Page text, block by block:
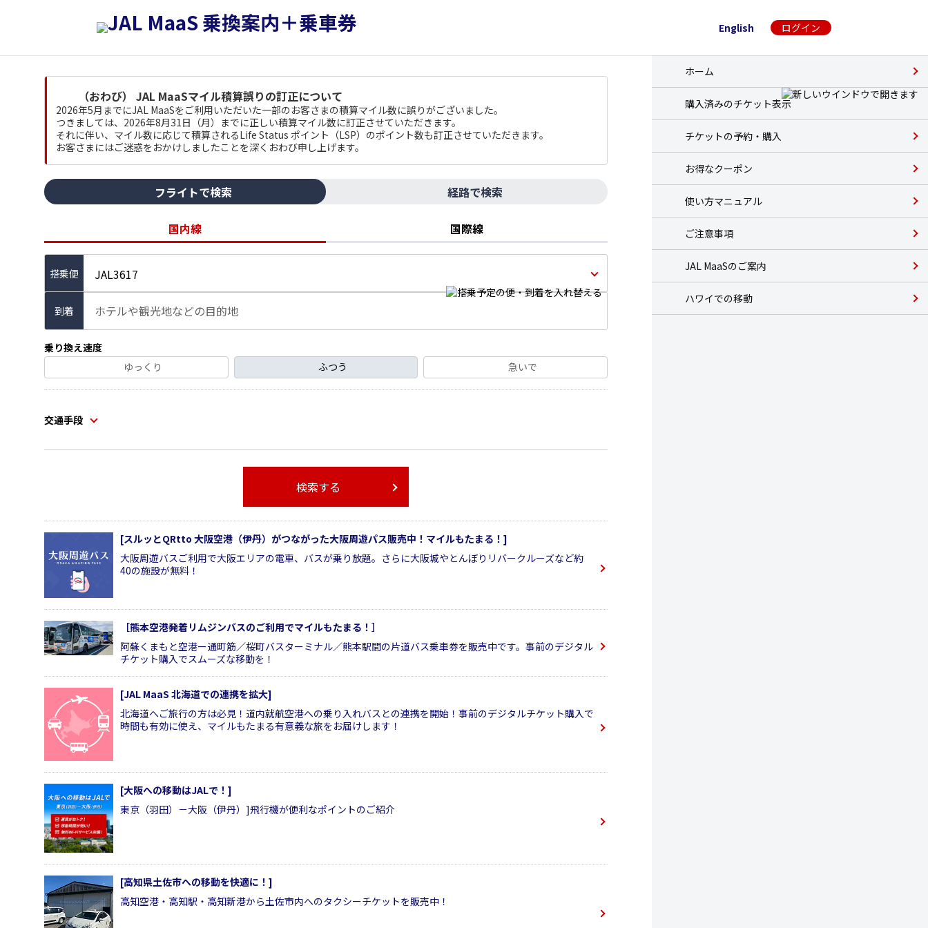
English ログイン
（おわび） JAL MaaSマイル積算誤りの訂正について
2026年5月までにJAL MaaSをご利用いただいた一部のお客さまの積算マイル数に誤りがございました。
つきましては、2026年8月31日（月）までに正しい積算マイル数に訂正させていただきます。
それに伴い、マイル数に応じて積算されるLife Status ポイント（LSP）のポイント数も訂正させていただきます。
お客さまにはご迷惑をおかけしましたことを深くおわび申し上げます。
フライトで検索 経路で検索
国内線 国際線
JAL3617
到着 ホテルや観光地などの目的地
乗り換え速度
ゆっくり
ふつう 急いで
交通手段
検索する
[スルッとQRtto 大阪空港（伊丹）がつながった大阪周遊パス販売中！マイルもたまる！]
大阪周遊バスご利用で大阪エリアの電車、バスが乗り放題。さらに大阪城やとんぼりリバークルーズなど約
40の施設が無料！
［熊本空港発着リムジンバスのご利用でマイルもたまる！］
阿蘇くまもと空港ー通町筋／桜町バスターミナル／熊本駅間の片道バス乗車券を販売中です。事前のデジタル
チケット購入でスムーズな移動を！
[JAL MaaS 北海道での連携を拡大]
北海道へご旅行の方は必見！道内就航空港への乗り入れバスとの連携を開始！事前のデジタルチケット購入で
時間も有効に使え、マイルもたまる有意義な旅をお届けします！
[大阪への移動はJALで！]
東京（羽田）－大阪（伊丹）]飛行機が便利なポイントのご紹介
[高知県土佐市への移動を快適に！]
高知空港・高知駅・高知新港から土佐市内へのタクシーチケットを販売中！
ホーム
購入済みのチケット表示
チケットの予約・購入
お得なクーポン
使い方マニュアル
ご注意事項
JAL MaaSのご案内
ハワイでの移動